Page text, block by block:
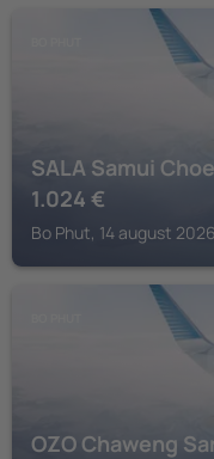
SALA Samui
1.024 €
Bo Phut, 14 august
OZO Chaweng